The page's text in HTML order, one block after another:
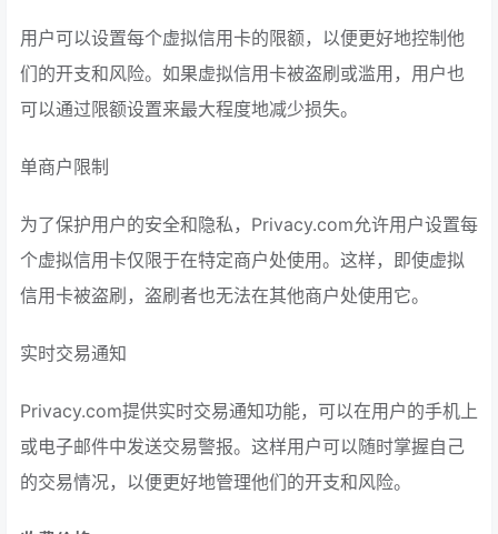
用户可以设置每个虚拟信用卡的限额，以便更好地控制他
们的开支和风险。如果虚拟信用卡被盗刷或滥用，用户也
可以通过限额设置来最大程度地减少损失。
单商户限制
为了保护用户的安全和隐私，Privacy.com允许用户设置每
个虚拟信用卡仅限于在特定商户处使用。这样，即使虚拟
信用卡被盗刷，盗刷者也无法在其他商户处使用它。
实时交易通知
Privacy.com提供实时交易通知功能，可以在用户的手机上
或电子邮件中发送交易警报。这样用户可以随时掌握自己
的交易情况，以便更好地管理他们的开支和风险。